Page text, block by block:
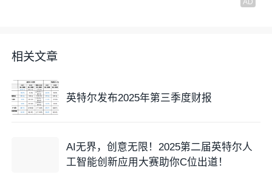
相关文章
英特尔发布2025年第三季度财报
AI无界，创意无限！2025第二届英特尔人
工智能创新应用大赛助你C位出道！